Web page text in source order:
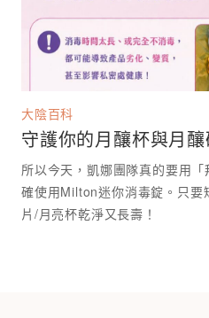
大陰百科
守護你的月釀杯與月釀
所以今天，凱娜團隊真的要用
確使用Milton迷你消毒錠。只要